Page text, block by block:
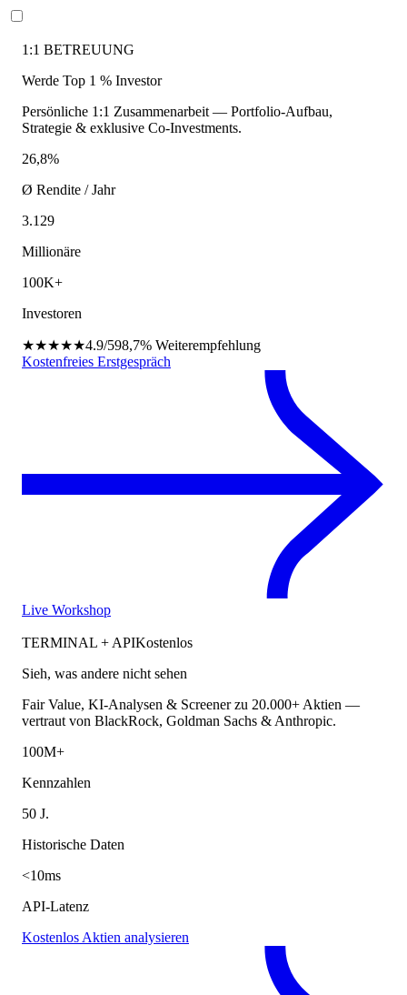
1:1 BETREUUNG
Werde Top 1 % Investor
Persönliche 1:1 Zusammenarbeit — Portfolio-Aufbau,
Strategie & exklusive Co-Investments.
26,8%
Ø Rendite / Jahr
3.129
Millionäre
100K+
Investoren
★★★★★4.9/598,7% Weiterempfehlung
Kostenfreies Erstgespräch
Live Workshop
TERMINAL + APIKostenlos
Sieh, was andere nicht sehen
Fair Value, KI-Analysen & Screener zu 20.000+ Aktien —
vertraut von BlackRock, Goldman Sachs & Anthropic.
100M+
Kennzahlen
50 J.
Historische Daten
<10ms
API-Latenz
Kostenlos Aktien analysieren